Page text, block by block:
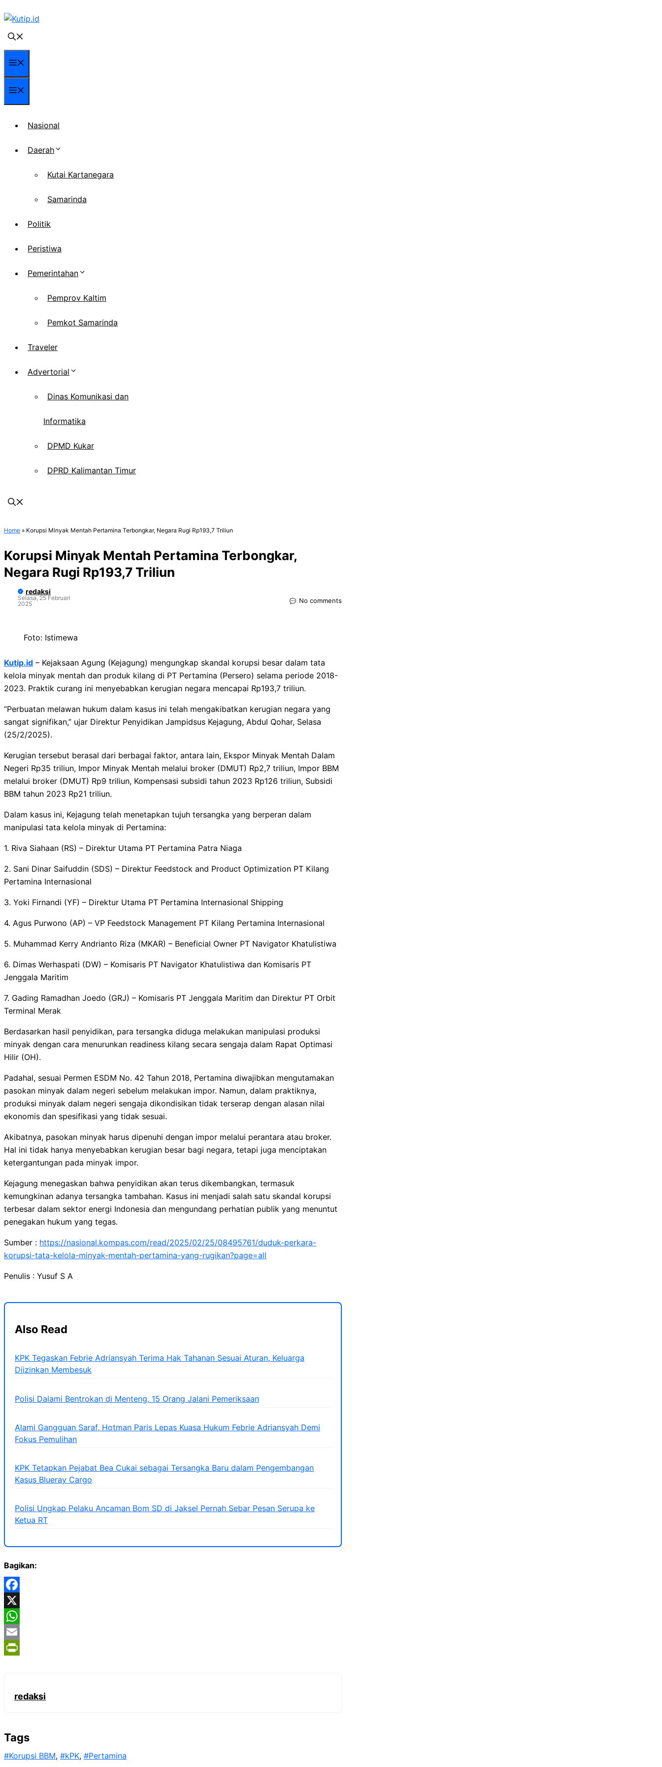
ke
isi
Nasional
Daerah
Kutai Kartanegara
Samarinda
Politik
Peristiwa
Pemerintahan
Pemprov Kaltim
Pemkot Samarinda
Traveler
Advertorial
Dinas Komunikasi dan
Informatika
DPMD Kukar
DPRD Kalimantan Timur
Home » Korupsi Minyak Mentah Pertamina Terbongkar, Negara Rugi Rp193,7 Triliun
Korupsi Minyak Mentah Pertamina Terbongkar,
Negara Rugi Rp193,7 Triliun
redaksi
Selasa, 25 Februari
2025
No comments
Foto: Istimewa
Kutip.id – Kejaksaan Agung (Kejagung) mengungkap skandal korupsi besar dalam tata
kelola minyak mentah dan produk kilang di PT Pertamina (Persero) selama periode 2018-
2023. Praktik curang ini menyebabkan kerugian negara mencapai Rp193,7 triliun.
“Perbuatan melawan hukum dalam kasus ini telah mengakibatkan kerugian negara yang
sangat signifikan,” ujar Direktur Penyidikan Jampidsus Kejagung, Abdul Qohar, Selasa
(25/2/2025).
Kerugian tersebut berasal dari berbagai faktor, antara lain, Ekspor Minyak Mentah Dalam
Negeri Rp35 triliun, Impor Minyak Mentah melalui broker (DMUT) Rp2,7 triliun, Impor BBM
melalui broker (DMUT) Rp9 triliun, Kompensasi subsidi tahun 2023 Rp126 triliun, Subsidi
BBM tahun 2023 Rp21 triliun.
Dalam kasus ini, Kejagung telah menetapkan tujuh tersangka yang berperan dalam
manipulasi tata kelola minyak di Pertamina:
1. Riva Siahaan (RS) – Direktur Utama PT Pertamina Patra Niaga
2. Sani Dinar Saifuddin (SDS) – Direktur Feedstock and Product Optimization PT Kilang
Pertamina Internasional
3. Yoki Firnandi (YF) – Direktur Utama PT Pertamina Internasional Shipping
4. Agus Purwono (AP) – VP Feedstock Management PT Kilang Pertamina Internasional
5. Muhammad Kerry Andrianto Riza (MKAR) – Beneficial Owner PT Navigator Khatulistiwa
6. Dimas Werhaspati (DW) – Komisaris PT Navigator Khatulistiwa dan Komisaris PT
Jenggala Maritim
7. Gading Ramadhan Joedo (GRJ) – Komisaris PT Jenggala Maritim dan Direktur PT Orbit
Terminal Merak
Berdasarkan hasil penyidikan, para tersangka diduga melakukan manipulasi produksi
minyak dengan cara menurunkan readiness kilang secara sengaja dalam Rapat Optimasi
Hilir (OH).
Padahal, sesuai Permen ESDM No. 42 Tahun 2018, Pertamina diwajibkan mengutamakan
pasokan minyak dalam negeri sebelum melakukan impor. Namun, dalam praktiknya,
produksi minyak dalam negeri sengaja dikondisikan tidak terserap dengan alasan nilai
ekonomis dan spesifikasi yang tidak sesuai.
Akibatnya, pasokan minyak harus dipenuhi dengan impor melalui perantara atau broker.
Hal ini tidak hanya menyebabkan kerugian besar bagi negara, tetapi juga menciptakan
ketergantungan pada minyak impor.
Kejagung menegaskan bahwa penyidikan akan terus dikembangkan, termasuk
kemungkinan adanya tersangka tambahan. Kasus ini menjadi salah satu skandal korupsi
terbesar dalam sektor energi Indonesia dan mengundang perhatian publik yang menuntut
penegakan hukum yang tegas.
Sumber : https://nasional.kompas.com/read/2025/02/25/08495761/duduk-perkara-
korupsi-tata-kelola-minyak-mentah-pertamina-yang-rugikan?page=all
Penulis : Yusuf S A
Also Read
KPK Tegaskan Febrie Adriansyah Terima Hak Tahanan Sesuai Aturan, Keluarga
Diizinkan Membesuk
Polisi Dalami Bentrokan di Menteng, 15 Orang Jalani Pemeriksaan
Alami Gangguan Saraf, Hotman Paris Lepas Kuasa Hukum Febrie Adriansyah Demi
Fokus Pemulihan
KPK Tetapkan Pejabat Bea Cukai sebagai Tersangka Baru dalam Pengembangan
Kasus Blueray Cargo
Polisi Ungkap Pelaku Ancaman Bom SD di Jaksel Pernah Sebar Pesan Serupa ke
Ketua RT
Bagikan:
Facebook
X
WhatsApp
Email
redaksi
Tags
#Korupsi BBM, #kPK, #Pertamina